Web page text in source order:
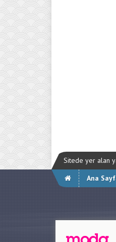
Sitede yer alan
Ana